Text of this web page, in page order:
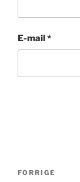
E-mail*
Forrige
FORRIGE